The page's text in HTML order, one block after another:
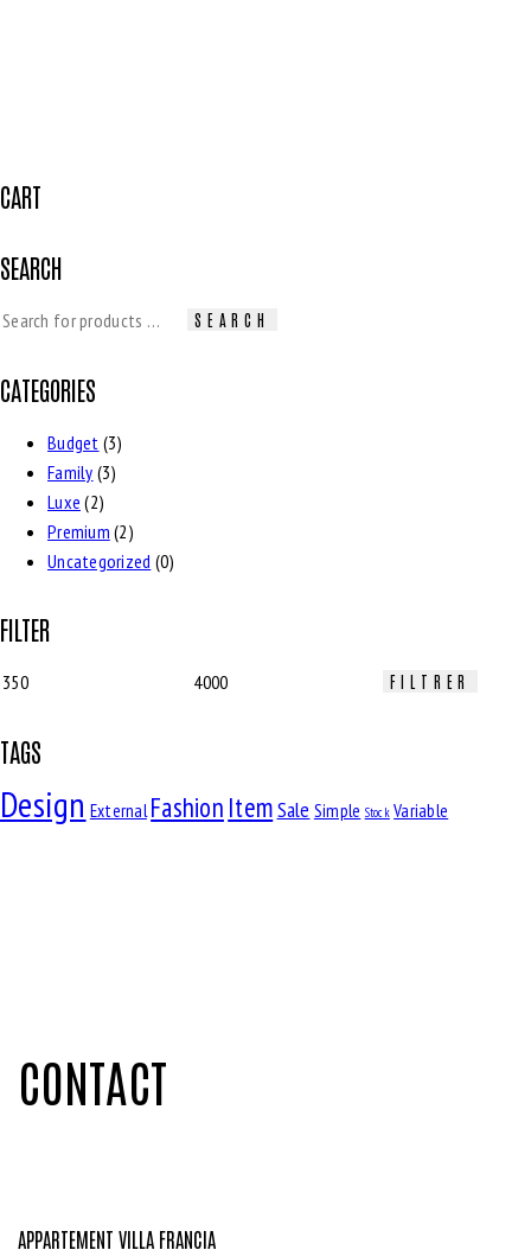
CART
SEARCH
SEARCH
CATEGORIES
Budget (3)
Family (3)
Luxe (2)
Premium (2)
Uncategorized (0)
FILTER
FILTRER
TAGS
Design External Fashion ItemSale Simple Stock Variable
CONTACT
APPARTEMENT VILLA FRANCIA